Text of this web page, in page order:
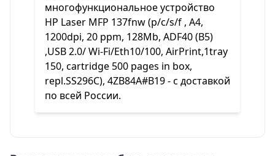
многофункциональное устройство
HP Laser MFP 137fnw (p/c/s/f , A4,
1200dpi, 20 ppm, 128Mb, ADF40 (B5)
,USB 2.0/ Wi-Fi/Eth10/100, AirPrint,1tray
150, cartridge 500 pages in box,
repl.SS296C), 4ZB84A#B19 - с доставкой
по всей России.